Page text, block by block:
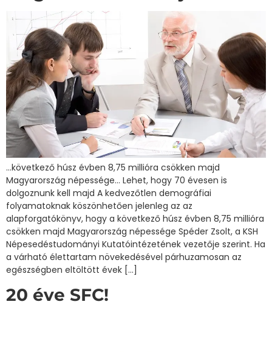
…következő húsz évben 8,75 millióra csökken majd
Magyarország népessége… Lehet, hogy 70 évesen is
dolgoznunk kell majd A kedvezőtlen demográfiai
folyamatoknak köszönhetően jelenleg az az
alapforgatókönyv, hogy a következő húsz évben 8,75 millióra
csökken majd Magyarország népessége Spéder Zsolt, a KSH
Népesedéstudományi Kutatóintézetének vezetője szerint. Ha
a várható élettartam növekedésével párhuzamosan az
egészségben eltöltött évek […]
20 éve SFC!